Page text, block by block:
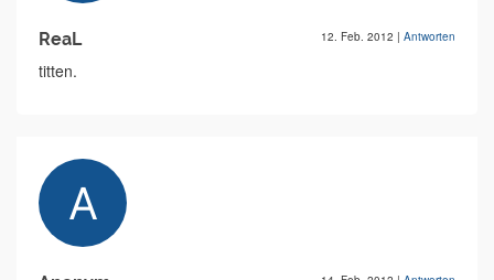
ReaL 12. Feb. 2012 | Antworten
titten.